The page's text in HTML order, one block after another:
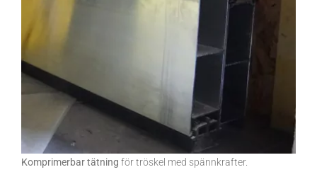
Komprimerbar tätning för tröskel med spännkrafter.